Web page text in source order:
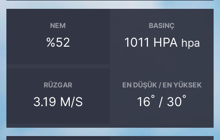
NEM
%52
BASINÇ
1011 HPA hpa
RÜZGAR
3.19 M/S
EN DÜŞÜK / EN YÜKSEK
16° / 30°